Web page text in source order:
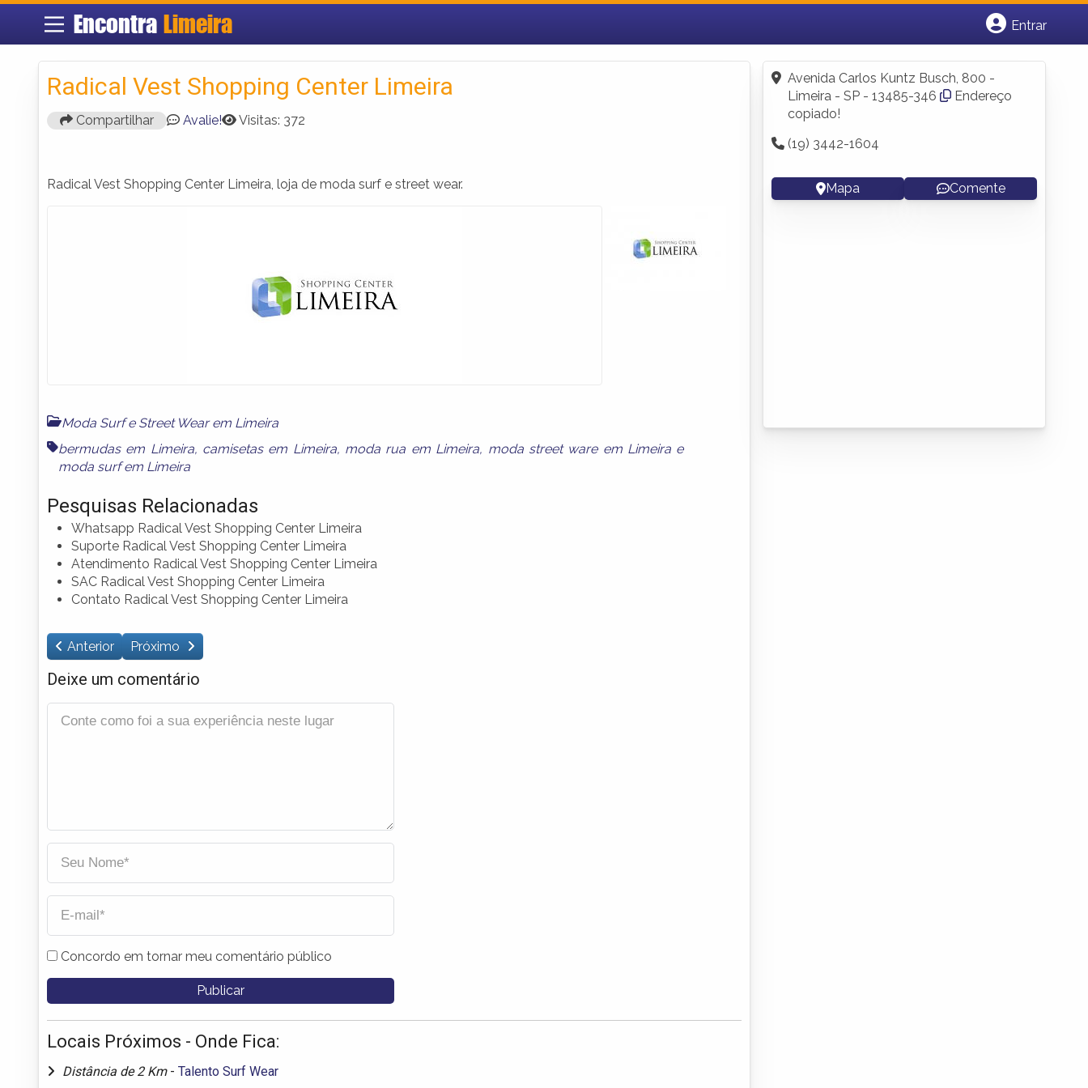
Encontra Limeira
Entrar
Fazer login
Criar conta
Radical Vest Shopping Center Limeira
Compartilhar Avalie! Visitas: 372
Radical Vest Shopping Center Limeira, loja de moda surf e street wear.
Moda Surf e Street Wear em Limeira
bermudas em Limeira, camisetas em Limeira, moda rua em Limeira, moda street ware em Limeirae
moda surf em Limeira
Pesquisas Relacionadas
Whatsapp Radical Vest Shopping Center Limeira
Suporte Radical Vest Shopping Center Limeira
Atendimento Radical Vest Shopping Center Limeira
SAC Radical Vest Shopping Center Limeira
Contato Radical Vest Shopping Center Limeira
Anterior Próximo
Deixe um comentário
Concordo em tornar meu comentário público
Locais Próximos - Onde Fica:
Distância de 2 Km - Talento Surf Wear
Avenida Carlos Kuntz Busch, 800 -
Limeira - SP - 13485-346
Endereço
copiado!
(19) 3442-1604
Mapa Comente